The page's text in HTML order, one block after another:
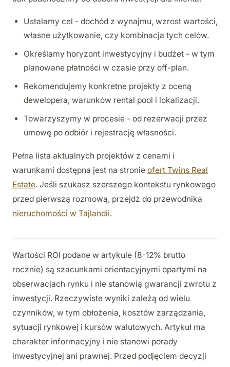
Ustalamy cel - dochód z wynajmu, wzrost wartości,
własne użytkowanie, czy kombinacja tych celów.
Określamy horyzont inwestycyjny i budżet - w tym
planowane płatności w czasie przy off-plan.
Rekomendujemy konkretne projekty z oceną
dewelopera, warunków rental pool i lokalizacji.
Towarzyszymy w procesie - od rezerwacji przez
umowę po odbiór i rejestrację własności.
Pełna lista aktualnych projektów z cenami i
warunkami dostępna jest na stronie ofert Twins Real
Estate. Jeśli szukasz szerszego kontekstu rynkowego
przed pierwszą rozmową, przejdź do przewodnika
nieruchomości w Tajlandii.
Wartości ROI podane w artykule (8-12% brutto
rocznie) są szacunkami orientacyjnymi opartymi na
obserwacjach rynku i nie stanowią gwarancji zwrotu z
inwestycji. Rzeczywiste wyniki zależą od wielu
czynników, w tym obłożenia, kosztów zarządzania,
sytuacji rynkowej i kursów walutowych. Artykuł ma
charakter informacyjny i nie stanowi porady
inwestycyjnej ani prawnej. Przed podjęciem decyzji